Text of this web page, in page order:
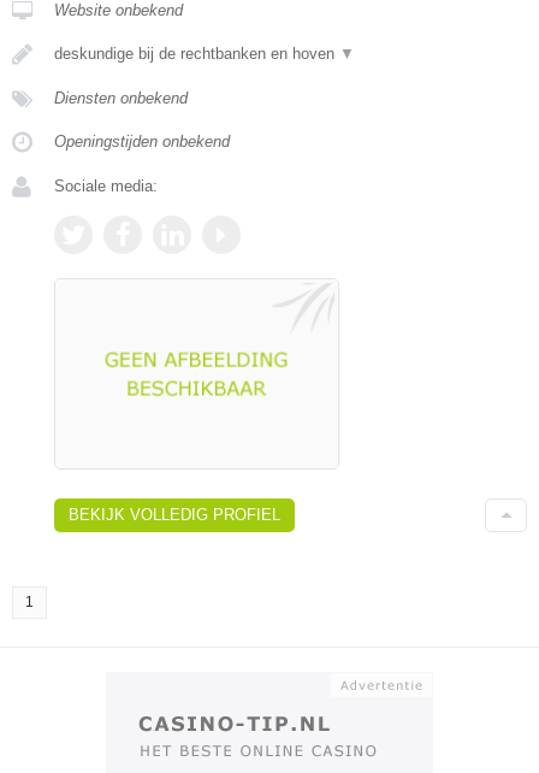
Website onbekend
deskundige bij de rechtbanken en hoven ▼
Diensten onbekend
Openingstijden onbekend
Sociale media:
BEKIJK VOLLEDIG PROFIEL
1